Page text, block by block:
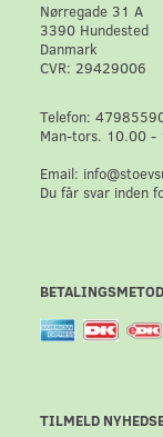
Nørregade 31 A
3390 Hundested
Danmark
CVR: 29429006
Telefon:
Man-tors. 10.00 -
Email:
Du får svar inden
TILMELD